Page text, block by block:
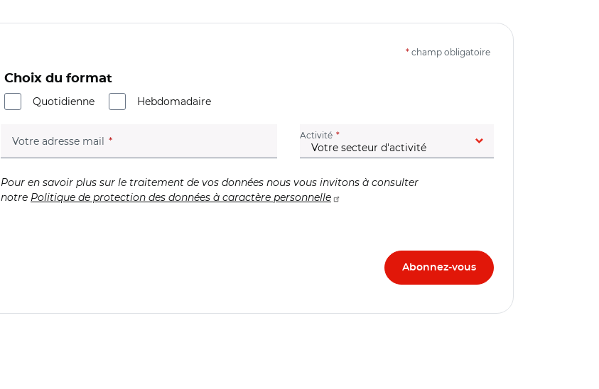
* champ obligatoire
Choix du format
Quotidienne
Hebdomadaire
Votre adresse mail (champ obligatoire) Activité (champ obligatoire)
Pour en savoir plus sur le traitement de vos données nous vous invitons à consulter
notre Politique de protection des données à caractère personnelle